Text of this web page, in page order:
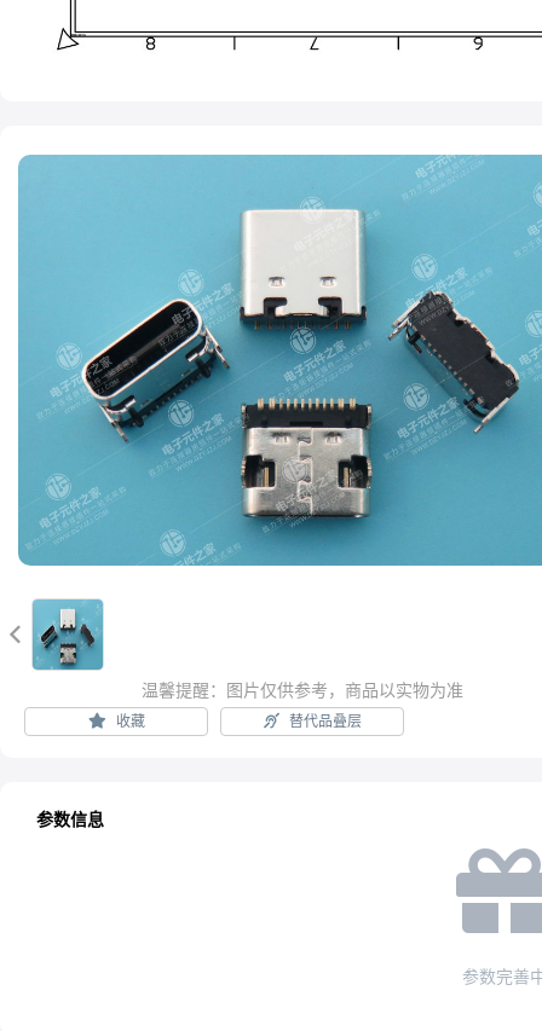

温馨提醒：图片仅供参考，商品以实物为准
收藏 替代品叠层
参数信息
参数完善